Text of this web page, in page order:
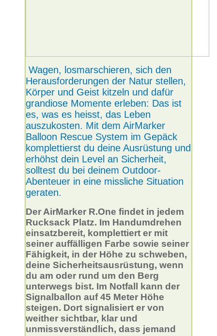
Wagen, losmarschieren, sich den
Herausforderungen der Natur stellen,
Körper und Geist kitzeln und dafür
grandiose Momente erleben: Das ist
es, was es heisst, das Leben
auszukosten. Mit dem AirMarker
Balloon Rescue System im Gepäck
komplettierst du deine Ausrüstung und
erhöhst dein Level an Sicherheit,
solltest du bei deinem Outdoor-
Abenteuer in eine missliche Situation
geraten.
Der AirMarker R.One findet in jedem
Rucksack Platz. Im Handumdrehen
einsatzbereit, komplettiert er mit
seiner auffälligen Farbe sowie seiner
Fähigkeit, in der Höhe zu schweben,
deine Sicherheitsausrüstung, wenn
du am oder rund um den Berg
unterwegs bist. Im Notfall kann der
Signalballon auf 45 Meter Höhe
steigen. Dort signalisiert er von
weither sichtbar, klar und
unmissverständlich, dass jemand